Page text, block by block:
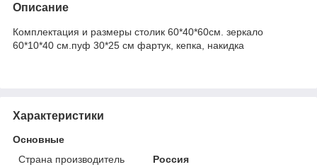
Описание
Комплектация и размеры столик 60*40*60см. зеркало
60*10*40 см.пуф 30*25 см фартук, кепка, накидка
Характеристики
Основные
Страна производитель
Россия